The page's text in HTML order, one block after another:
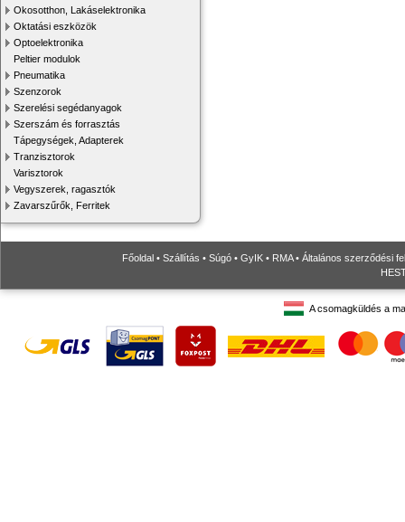
Okosotthon, Lakáselektronika
Oktatási eszközök
Optoelektronika
Peltier modulok
Pneumatika
Szenzorok
Szerelési segédanyagok
Szerszám és forrasztás
Tápegységek, Adapterek
Tranzisztorok
Varisztorok
Vegyszerek, ragasztók
Zavarszűrők, Ferritek
Főoldal • Szállítás • Súgó • GyIK • RMA• Általános szerződési
A csomagküldés a